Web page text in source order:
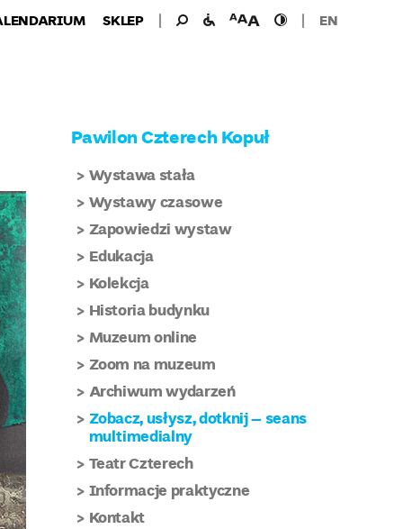
SKLEP Wyszukaj
Wyszukiwanie
dla:
udogodnieniawielkość
czcionki
wysoki
kontrast
EN
Pawilon Czterech Kopuł
Wystawa stała
Wystawy czasowe
Zapowiedzi wystaw
Edukacja
Kolekcja
Historia budynku
Muzeum online
Zoom na muzeum
Archiwum wydarzeń
Zobacz, usłysz, dotknij – seans
multimedialny
Teatr Czterech
Informacje praktyczne
Kontakt